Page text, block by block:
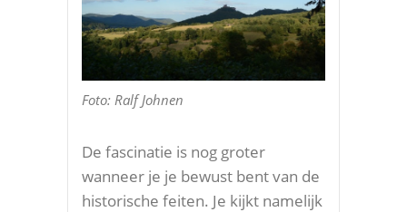
Foto: Ralf Johnen
De fascinatie is nog groter
wanneer je je bewust bent van de
historische feiten. Je kijkt namelijk